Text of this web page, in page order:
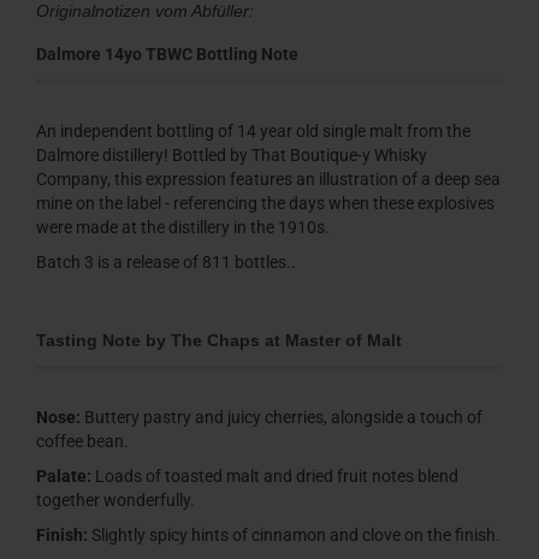
Originalnotizen vom Abfüller:
Dalmore 14yo TBWC Bottling Note
An independent bottling of 14 year old single malt from the
Dalmore distillery! Bottled by That Boutique-y Whisky
Company, this expression features an illustration of a deep sea
mine on the label - referencing the days when these explosives
were made at the distillery in the 1910s.
Batch 3 is a release of 811 bottles..
Tasting Note by The Chaps at Master of Malt
Nose: Buttery pastry and juicy cherries, alongside a touch of
coffee bean.
Palate: Loads of toasted malt and dried fruit notes blend
together wonderfully.
Finish: Slightly spicy hints of cinnamon and clove on the finish.